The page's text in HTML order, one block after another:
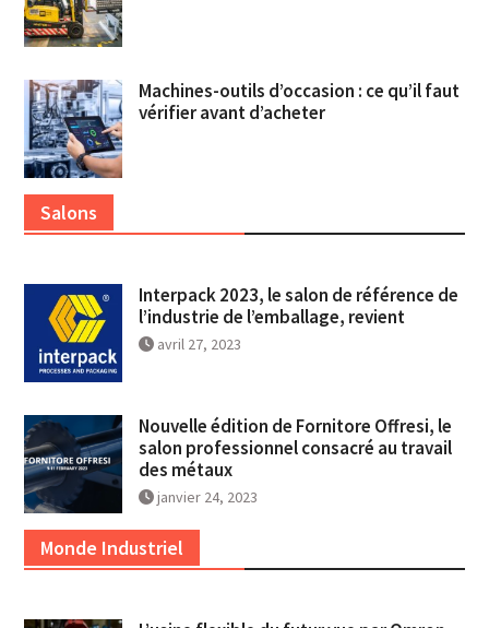
Machines-outils d’occasion : ce qu’il faut
vérifier avant d’acheter
Salons
Interpack 2023, le salon de référence de
l’industrie de l’emballage, revient
avril 27, 2023
Nouvelle édition de Fornitore Offresi, le
salon professionnel consacré au travail
des métaux
janvier 24, 2023
Monde Industriel